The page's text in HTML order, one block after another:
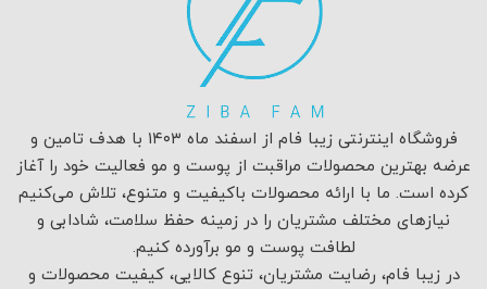
فروشگاه اینترنتی زیبا فام از اسفند ماه ۱۴۰۳ با هدف تامین و
عرضه بهترین محصولات مراقبت از پوست و مو فعالیت خود را آغاز
کرده است. ما با ارائه محصولات باکیفیت و متنوع، تلاش می‌کنیم
نیازهای مختلف مشتریان را در زمینه حفظ سلامت، شادابی و
لطافت پوست و مو برآورده کنیم.
در زیبا فام، رضایت مشتریان، تنوع کالایی، کیفیت محصولات و